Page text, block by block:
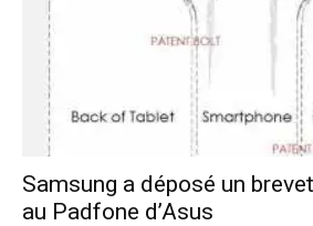
Samsung a déposé un
au Padfone d’Asus